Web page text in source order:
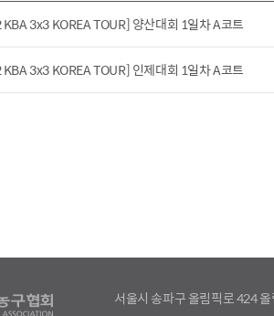
3x3 KOREA TOUR] 양산대회 1일차 A코트
3x3 KOREA TOUR] 인제대회 1일차 A코트
서울시 송파구 올림픽로 424